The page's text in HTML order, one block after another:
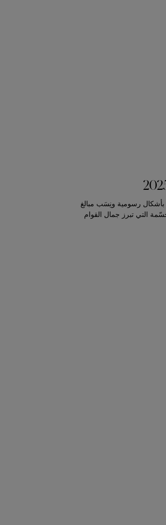
بأشكال رسومية ونِسَب مبالغ
التي تبرز جمال القوام